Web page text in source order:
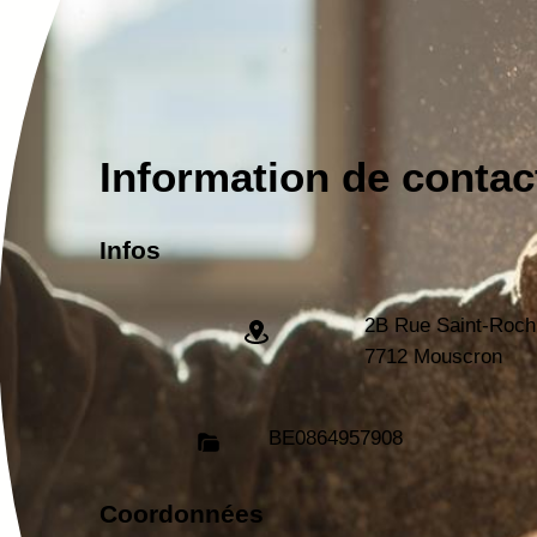
Information de
Infos
2B Rue Saint-Roch
7712 Mouscron
BE0864957908
Coordonnées